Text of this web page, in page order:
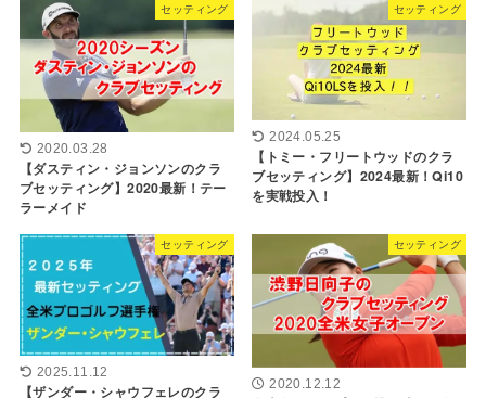
セッティング
2020.03.28
【ダスティン・ジョンソンのクラ
ブセッティング】2020最新！テー
ラーメイド
セッティング
2024.05.25
【トミー・フリートウッドのクラ
ブセッティング】2024最新！Qi10
を実戦投入！
セッティング
2025.11.12
【ザンダー・シャウフェレのクラ
セッティング
2020.12.12